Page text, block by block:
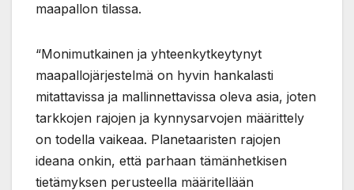
maapallon tilassa.
“Monimutkainen ja yhteenkytkeytynyt
maapallojärjestelmä on hyvin hankalasti
mitattavissa ja mallinnettavissa oleva asia, joten
tarkkojen rajojen ja kynnysarvojen määrittely
on todella vaikeaa. Planetaaristen rajojen
ideana onkin, että parhaan tämänhetkisen
tietämyksen perusteella määritellään